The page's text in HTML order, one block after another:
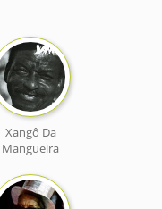
Xangô Da
Mangueira